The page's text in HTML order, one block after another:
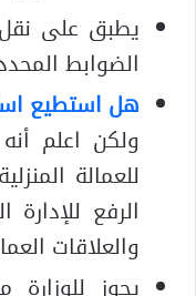
يطبق على نقل
الضوابط
هل استطيع
ولكن اعلم
للعمالة
الرفع
والعلاقات
يجوز